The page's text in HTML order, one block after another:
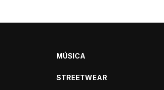
MÚSICA
STREETWEAR